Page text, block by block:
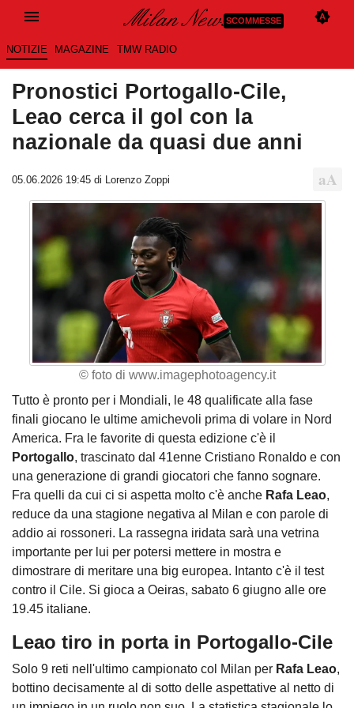
SCOMMESSE
NOTIZIE MAGAZINE TMW RADIO
Pronostici Portogallo-Cile,
Leao cerca il gol con la
nazionale da quasi due anni
05.06.2026 19:45 di Lorenzo Zoppi
© foto di www.imagephotoagency.it
Tutto è pronto per i Mondiali, le 48 qualificate alla fase
finali giocano le ultime amichevoli prima di volare in Nord
America. Fra le favorite di questa edizione c'è il
Portogallo, trascinato dal 41enne Cristiano Ronaldo e con
una generazione di grandi giocatori che fanno sognare.
Fra quelli da cui ci si aspetta molto c'è anche Rafa Leao,
reduce da una stagione negativa al Milan e con parole di
addio ai rossoneri. La rassegna iridata sarà una vetrina
importante per lui per potersi mettere in mostra e
dimostrare di meritare una big europea. Intanto c'è il test
contro il Cile. Si gioca a Oeiras, sabato 6 giugno alle ore
19.45 italiane.
Leao tiro in porta in Portogallo-Cile
Solo 9 reti nell'ultimo campionato col Milan per Rafa Leao,
bottino decisamente al di sotto delle aspettative al netto di